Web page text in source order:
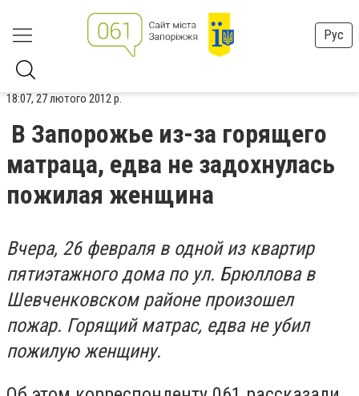
Рус
18:07, 27 лютого 2012 р.
В Запорожье из-за горящего
матраца, едва не задохнулась
пожилая женщина
Вчера, 26 февраля в одной из квартир
пятиэтажного дома по ул. Брюллова в
Шевченковском районе произошел
пожар. Горящий матрас, едва не убил
пожилую женщину.